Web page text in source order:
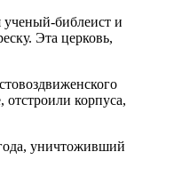
ученый-библеист и
Эта церковь,
корпуса,
уничтоживший